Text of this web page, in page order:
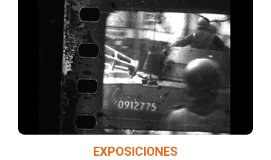
Muestras gráficas en distintas sedes que, a
través de imágenes estáticas o en
movimiento, exponen los hechos ocurridos
en 1968 en México y el mundo.
EXPOSICIONES